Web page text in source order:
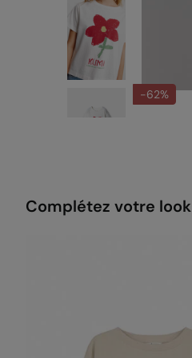
-62%
Complétez votre look